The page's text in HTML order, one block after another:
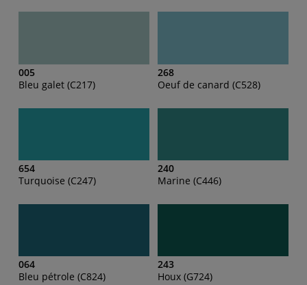
005
Bleu galet (C217)
268
Oeuf de canard (C528)
654
Turquoise (C247)
240
Marine (C446)
064
Bleu pétrole (C824)
243
Houx (G724)